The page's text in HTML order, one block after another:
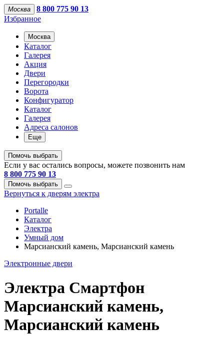
Москва
8 800 775 90 13
Избранное
Москва
Каталог
Галерея
Акция
Двери
Перегородки
Ворота
Конфигуратор
Каталог
Галерея
Адреса салонов
Еще
Помочь выбрать
Если у вас остались вопросы, можете позвонить нам
8 800 775 90 13
Помочь выбрать
Вернуться к дверям электра
Portalle
Каталог
Электра
Умный дом
Марсианский камень, Марсианский камень
Электронные двери
Электра Смартфон
Марсианский камень,
Марсианский камень